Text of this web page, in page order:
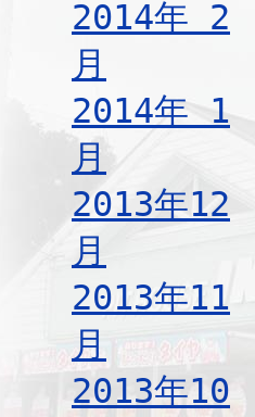
2014年 2
月
2014年 1
月
2013年12
月
2013年11
月
2013年10